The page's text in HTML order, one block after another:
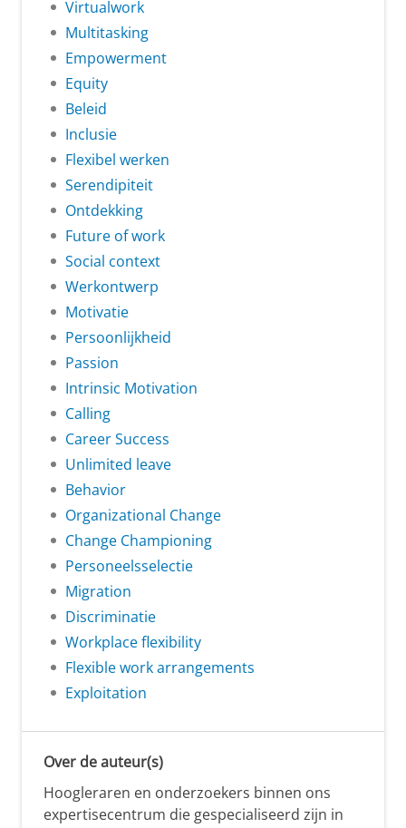
Virtualwork
Multitasking
Empowerment
Equity
Beleid
Inclusie
Flexibel werken
Serendipiteit
Ontdekking
Future of work
Social context
Werkontwerp
Motivatie
Persoonlijkheid
Passion
Intrinsic Motivation
Calling
Career Success
Unlimited leave
Behavior
Organizational Change
Change Championing
Personeelsselectie
Migration
Discriminatie
Workplace flexibility
Flexible work arrangements
Exploitation
Over de auteur(s)
Hoogleraren en onderzoekers binnen ons
expertisecentrum die gespecialiseerd zijn in